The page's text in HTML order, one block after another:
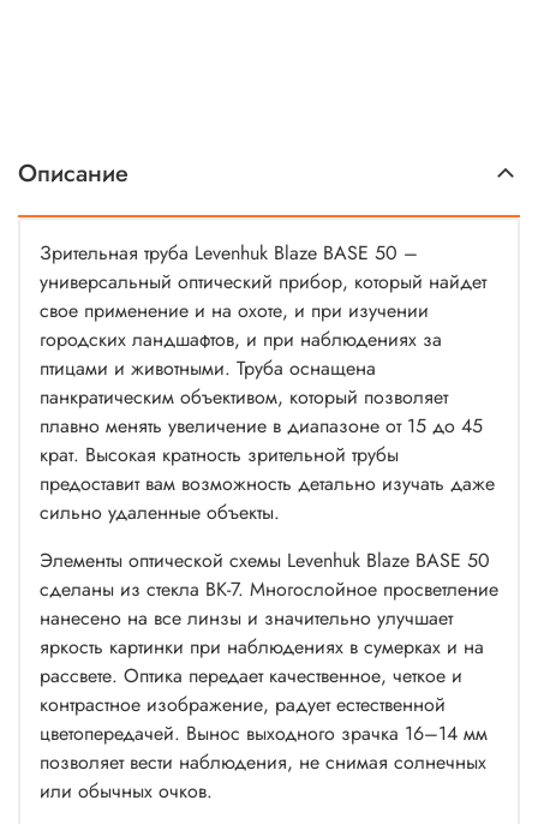
Описание
Зрительная труба Levenhuk Blaze BASE 50 –
универсальный оптический прибор, который найдет
свое применение и на охоте, и при изучении
городских ландшафтов, и при наблюдениях за
птицами и животными. Труба оснащена
панкратическим объективом, который позволяет
плавно менять увеличение в диапазоне от 15 до 45
крат. Высокая кратность зрительной трубы
предоставит вам возможность детально изучать даже
сильно удаленные объекты.
Элементы оптической схемы Levenhuk Blaze BASE 50
сделаны из стекла BK-7. Многослойное просветление
нанесено на все линзы и значительно улучшает
яркость картинки при наблюдениях в сумерках и на
рассвете. Оптика передает качественное, четкое и
контрастное изображение, радует естественной
цветопередачей. Вынос выходного зрачка 16–14 мм
позволяет вести наблюдения, не снимая солнечных
или обычных очков.